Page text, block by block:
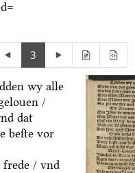
3
wy alle
/
dat
beſte vor
frede / vnd